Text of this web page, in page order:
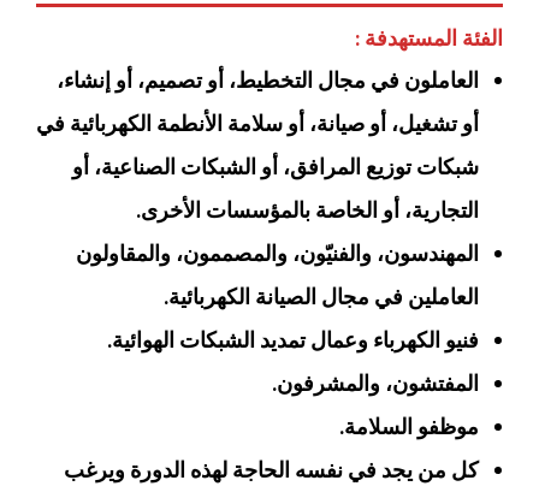
الفئة المستهدفة :
العاملون في مجال التخطيط، أو تصميم، أو إنشاء،
أو تشغيل، أو صيانة، أو سلامة الأنطمة الكهربائية في
شبكات توزيع المرافق، أو الشبكات الصناعية، أو
التجارية، أو الخاصة بالمؤسسات الأخرى.
المهندسون، والفنيّون، والمصممون، والمقاولون
العاملين في مجال الصيانة الكهربائية.
فنيو الكهرباء وعمال تمديد الشبكات الهوائية.
المفتشون، والمشرفون.
موظفو السلامة.
كل من يجد في نفسه الحاجة لهذه الدورة ويرغب